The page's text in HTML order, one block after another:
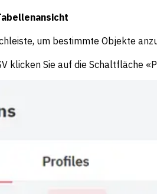
um bestimmte Objekte
klicken Sie auf die Schaltfläche